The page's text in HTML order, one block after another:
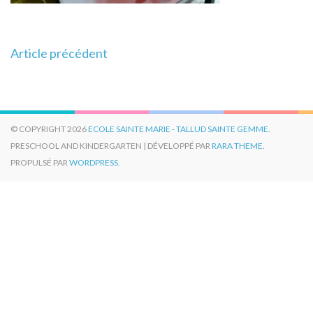
Navigation
Article précédent
© COPYRIGHT 2026ECOLE SAINTE MARIE - TALLUD SAINTE GEMME.
PRESCHOOL AND KINDERGARTEN | DÉVELOPPÉ PARRARA THEME.
PROPULSÉ PARWORDPRESS.